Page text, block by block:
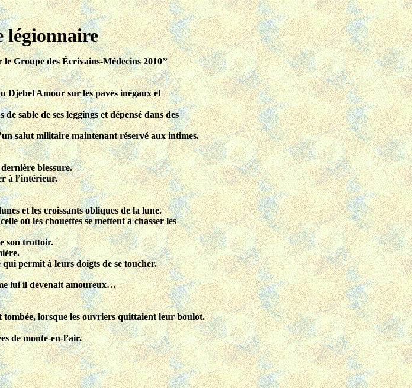
légionnaire
le Groupe des Écrivains-Médecins2010’’
Djebel Amour sur les pavés inégaux et
sable de ses leggings et dépensé dans des
salut militaire maintenant réservé aux intimes.
blessure.
à l’intérieur.
et les croissants obliques de la lune.
où les chouettes se mettent à chasser les
son trottoir.
permit à leurs doigts de se toucher.
lui il devenait amoureux…
tombée, lorsque les ouvriers quittaient leur boulot.
de monte-en-l’air.